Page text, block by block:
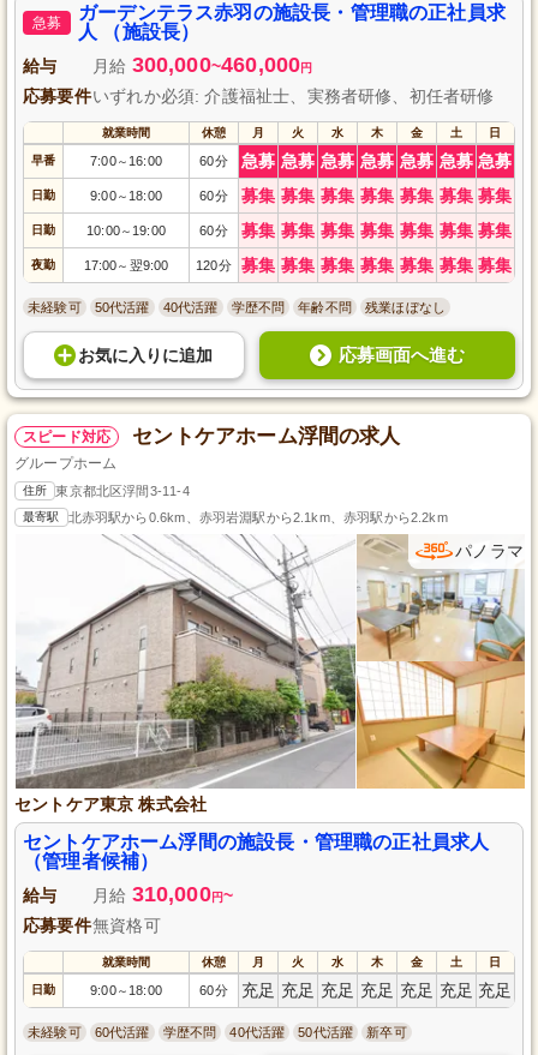
急募
ガーデンテラス赤羽の施設長・管理職の正社員求
人 （施設長）
給与 月給 300,000~460,000円
応募要件いずれか必須: 介護福祉士、実務者研修、初任者研修
就業時間 休憩 月 火 水 木 金 土 日
早番 7:00～ 16:00 60分 急募 急募 急募 急募 急募 急募 急募
日勤 9:00～ 18:00 60分 募集 募集 募集 募集 募集 募集 募集
日勤 10:00～ 19:00 60分 募集 募集 募集 募集 募集 募集 募集
夜勤 17:00～ 翌9:00 120分 募集 募集 募集 募集 募集 募集 募集
未経験可 50代活躍 40代活躍 学歴不問 年齢不問 残業ほぼなし
お気に入り に追加 応募画面へ進む
スピード対応 セントケアホーム浮間の求人
グループホーム
住所 東京都北区浮間3-11-4
最寄駅 北赤羽駅から0.6km、赤羽岩淵駅から2.1km、赤羽駅から2.2km
パノラマ
セントケア東京 株式会社
セントケアホーム浮間の施設長・管理職の正社員求人
（管理者候補）
給与 月給 310,000円~
応募要件無資格可
就業時間 休憩 月 火 水 木 金 土 日
日勤 9:00～ 18:00 60分 充足 充足 充足 充足 充足 充足 充足
未経験可 60代活躍 学歴不問 40代活躍 50代活躍 新卒可